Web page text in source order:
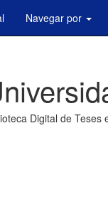
Navegar por
Digital de Teses